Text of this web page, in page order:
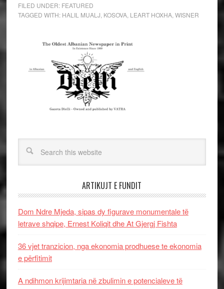
FILED UNDER: FEATURED
TAGGED WITH: HALIL MUALJ KOSOVA, LEART HOXHA, WISNER
ARTIKUJT E FUNDIT
Dom Ndre Mjeda, sipas dy figurave monumentale të
letrave shqipe, Ernest Koliqit dhe At Gjergj Fishta
36 vjet tranzicion, nga ekonomia prodhuese te ekonomia
e përfitimit
A ndihmon krijimtaria në zbulimin e potencialeve të